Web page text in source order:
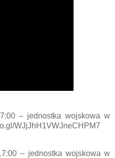
– jednostka wojskowa w
WJjJhH1VWJneCHPM7
– jednostka wojskowa w